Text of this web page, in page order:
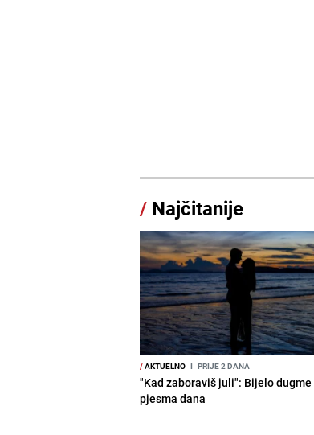
/ Najčitanije
/AKTUELNO I PRIJE 2 DANA
"Kad zaboraviš juli": Bijelo dugme
pjesma dana